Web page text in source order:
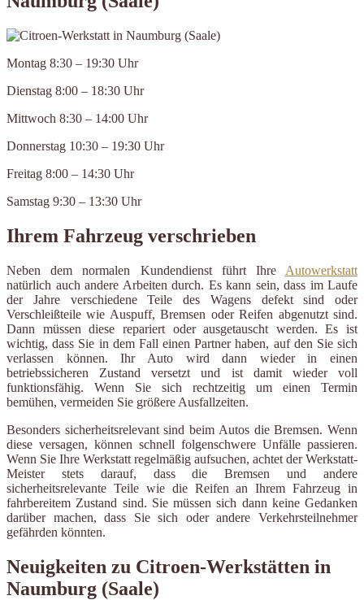
Montag 8:30 – 19:30 Uhr
Dienstag 8:00 – 18:30 Uhr
Mittwoch 8:30 – 14:00 Uhr
Donnerstag 10:30 – 19:30 Uhr
Freitag 8:00 – 14:30 Uhr
Samstag 9:30 – 13:30 Uhr
Ihrem Fahrzeug verschrieben
Neben dem normalen Kundendienst führt Ihre Autowerkstatt
natürlich auch andere Arbeiten durch. Es kann sein, dass im Laufe
der Jahre verschiedene Teile des Wagens defekt sind oder
Verschleißteile wie Auspuff, Bremsen oder Reifen abgenutzt sind.
Dann müssen diese repariert oder ausgetauscht werden. Es ist
wichtig, dass Sie in dem Fall einen Partner haben, auf den Sie sich
verlassen können. Ihr Auto wird dann wieder in einen
betriebssicheren Zustand versetzt und ist damit wieder voll
funktionsfähig. Wenn Sie sich rechtzeitig um einen Termin
bemühen, vermeiden Sie größere Ausfallzeiten.
Besonders sicherheitsrelevant sind beim Autos die Bremsen. Wenn
diese versagen, können schnell folgenschwere Unfälle passieren.
Wenn Sie Ihre Werkstatt regelmäßig aufsuchen, achtet der Werkstatt-
Meister stets darauf, dass die Bremsen und andere
sicherheitsrelevante Teile wie die Reifen an Ihrem Fahrzeug in
fahrbereitem Zustand sind. Sie müssen sich dann keine Gedanken
darüber machen, dass Sie sich oder andere Verkehrsteilnehmer
gefährden könnten.
Neuigkeiten zu Citroen-Werkstätten in
Naumburg (Saale)